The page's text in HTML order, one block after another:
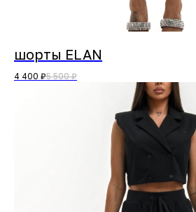
шорты ELAN
4 400 ₽5 500 ₽